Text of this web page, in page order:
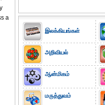
a
இலக்கியங்கள்
அறிவியல்
ஆன்மிகம்
மருத்துவம்